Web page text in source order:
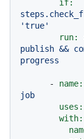
if:
'true'
run:
publish &&
progress
- name:
job
uses:
with: